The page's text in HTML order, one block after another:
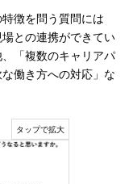
徴を問う質問には
場との連携ができてい
「複数のキャリアパ
働き方への対応」な